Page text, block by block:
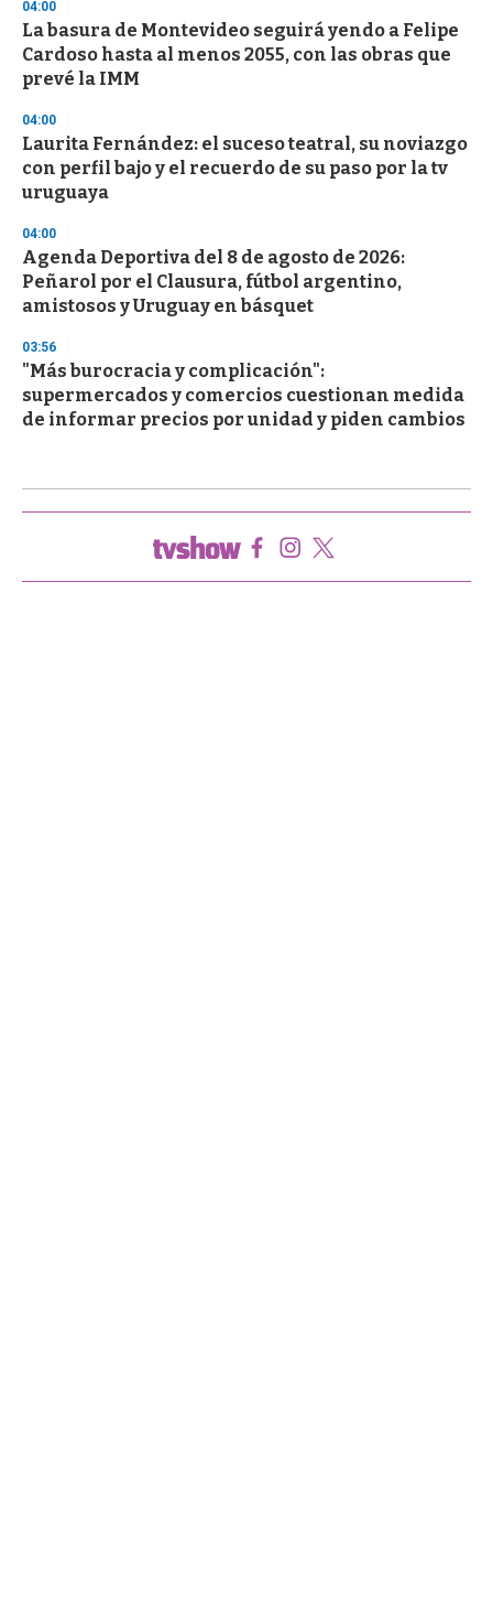
04:00
La basura de Montevideo seguirá yendo a Felipe
Cardoso hasta al menos 2055, con las obras que
prevé la IMM
04:00
Laurita Fernández: el suceso teatral, su noviazgo
con perfil bajo y el recuerdo de su paso por la tv
uruguaya
04:00
Agenda Deportiva del 8 de agosto de 2026:
Peñarol por el Clausura, fútbol argentino,
amistosos y Uruguay en básquet
03:56
"Más burocracia y complicación":
supermercados y comercios cuestionan medida
de informar precios por unidad y piden cambios